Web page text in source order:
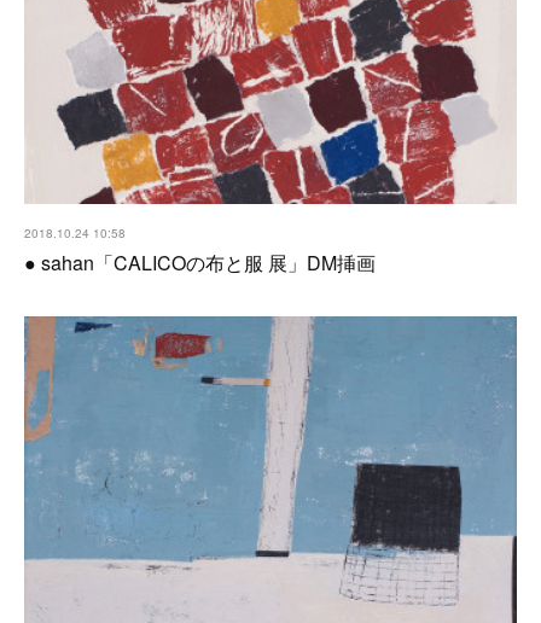
2018.10.24 10:58
● sahan「CALICOの布と服 展」DM挿画